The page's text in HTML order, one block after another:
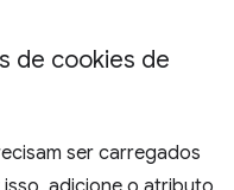
de cookies de
ser carregados